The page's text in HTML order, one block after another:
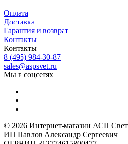
Оплата
Доставка
Гарантия и возврат
Контакты
Контакты
8 (495) 984-30-87
sales@aspsvet.ru
Мы в соцсетях
© 2026 Интернет-магазин АСП Свет
ИП Павлов Александр Сергеевич